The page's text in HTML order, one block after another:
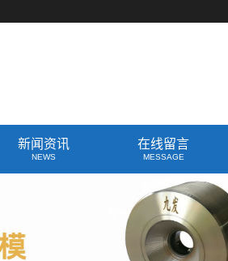
新闻资讯
NEWS
在线留言
MESSAGE